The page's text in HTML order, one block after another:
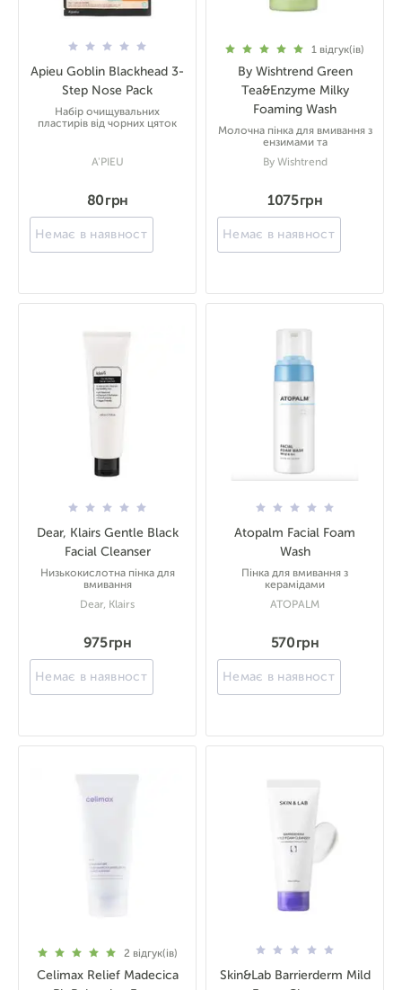
Apieu Goblin Blackhead 3-
Step Nose Pack
Набір очищувальних
пластирів від чорних цяток
A'PIEU
80 грн
Немає в наявності
1 відгук(ів)
By Wishtrend Green
Tea&Enzyme Milky
Foaming Wash
Молочна пінка для вмивання з
ензимами та
By Wishtrend
1075 грн
Немає в наявності
Dear, Klairs Gentle Black
Facial Cleanser
Низькокислотна пінка для
вмивання
Dear, Klairs
975 грн
Немає в наявності
Atopalm Facial Foam
Wash
Пінка для вмивання з
керамідами
ATOPALM
570 грн
Немає в наявності
2 відгук(ів)
Celimax Relief Madecica
Skin&Lab Barrierderm Mild